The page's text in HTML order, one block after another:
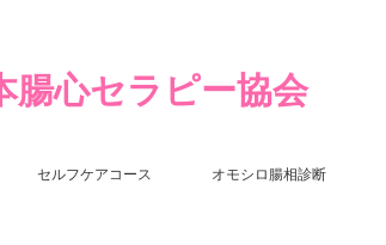
腸心セラピー協会
セルフケアコース オモシロ腸相診断